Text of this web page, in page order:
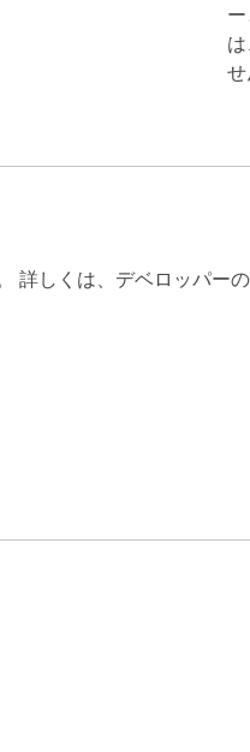
シェケル)、INR (インド・
ルハム)、MXN (メキシコ
ーランド・ドル)、PEN (
るため、安心してご利用
せ
詳しくは、デベロッパーの